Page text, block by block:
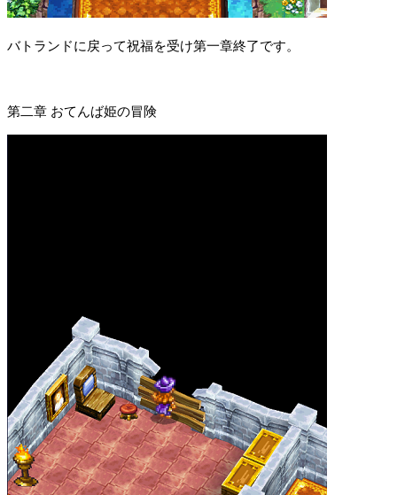
バトランドに戻って祝福を受け第一章終了です。
第二章 おてんば姫の冒険